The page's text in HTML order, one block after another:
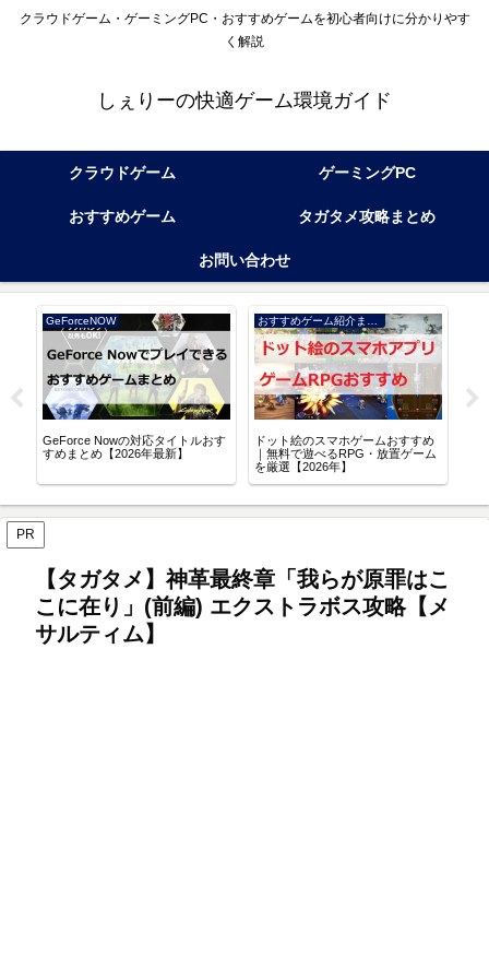
クラウドゲーム・ゲーミングPC・おすすめゲームを初心者向けに分かりやす
く解説
しぇりーの快適ゲーム環境ガイド
クラウドゲーム ゲーミングPC
おすすめゲーム タガタメ攻略まとめ
お問い合わせ
GeForceNOW
GeForce Nowの対応タイトルおす
すめまとめ【2026年最新】
ドット絵のスマホゲームおすすめ
｜無料で遊べるRPG・放置ゲーム
を厳選【2026年】
PR
【タガタメ】神革最終章「我らが原罪はこ
こに在り」(前編) エクストラボス攻略【メ
サルティム】